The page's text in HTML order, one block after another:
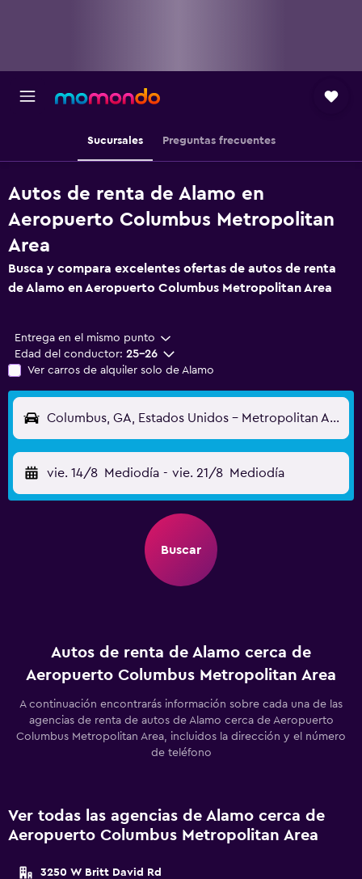
Sucursales Preguntas frecuentes
Autos de renta de Alamo en
Aeropuerto Columbus Metropolitan
Area
Busca y compara excelentes ofertas de autos de renta
de Alamo en Aeropuerto Columbus Metropolitan Area
Entrega en el mismo punto
Edad del conductor: 25-26
Ver carros de alquiler solo de Alamo
Columbus, GA, Estados Unidos - Metropolitan Area (CSG)
vie. 14/8 Mediodía - vie. 21/8 Mediodía
Buscar
Autos de renta de Alamo cerca de
Aeropuerto Columbus Metropolitan Area
A continuación encontrarás información sobre cada una de las
agencias de renta de autos de Alamo cerca de Aeropuerto
Columbus Metropolitan Area, incluidos la dirección y el número
de teléfono
Ver todas las agencias de Alamo cerca de
Aeropuerto Columbus Metropolitan Area
3250 W Britt David Rd